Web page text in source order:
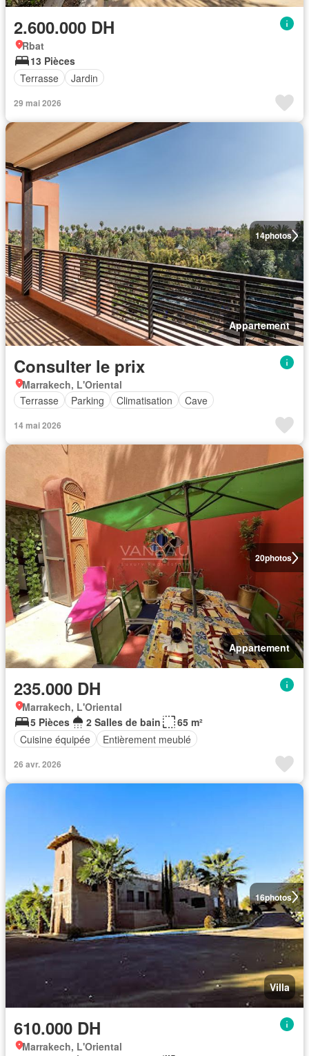
2.600.000 DH
Rbat
13 Pièces
Terrasse
Jardin
29 mai 2026
14photos
Appartement
Consulter le prix
Marrakech, L'Oriental
Terrasse
Parking Climatisation Cave
14 mai 2026
20photos
Appartement
235.000 DH
Marrakech, L'Oriental
5 Pièces
2 Salles de bain
65 m²
Cuisine équipée
Entièrement meublé
26 avr. 2026
16photos
Villa
610.000 DH
Marrakech, L'Oriental